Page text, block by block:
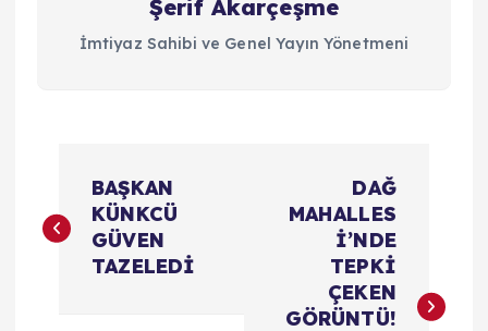
Şerif Akarçeşme
İmtiyaz Sahibi ve Genel Yayın Yönetmeni
a
z
BAŞKAN
KÜNKCÜ
GÜVEN
TAZELEDİ
DAĞ
MAHALLES
İ’NDE
TEPKİ
ÇEKEN
GÖRÜNTÜ!